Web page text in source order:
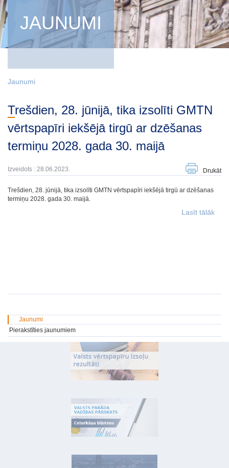
JAUNUMI
Jaunumi
Trešdien, 28. jūnijā, tika izsolīti GMTN
vērtspapīri iekšējā tirgū ar dzēšanas
termiņu 2028. gada 30. maijā
Izveidots : 28.06.2023. Drukāt
Trešdien, 28. jūnijā, tika izsolīti GMTN vērtspapīri iekšējā tirgū ar dzēšanas
termiņu 2028. gada 30. maijā.
Lasīt tālāk
Jaunumi
Pierakstīties jaunumiem